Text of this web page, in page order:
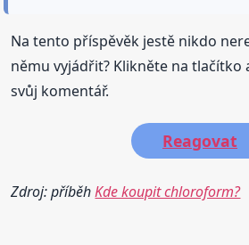
Na tento příspěvěk jestě nikdo
němu vyjádřit? Klikněte na tlačítko
svůj komentář.
Reagovat
Zdroj: příběhKde koupit chloroform?